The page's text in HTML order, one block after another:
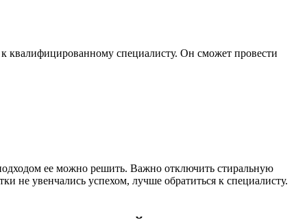
квалифицированному специалисту. Он сможет провести
ее можно решить. Важно отключить стиральную
не увенчались успехом, лучше обратиться к специалисту.